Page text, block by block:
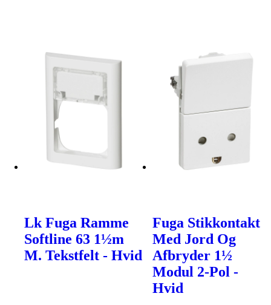
Lk Fuga Ramme
Softline 63 1½m
M. Tekstfelt - Hvid
Fuga Stikkontakt
Med Jord Og
Afbryder 1½
Modul 2-Pol -
Hvid